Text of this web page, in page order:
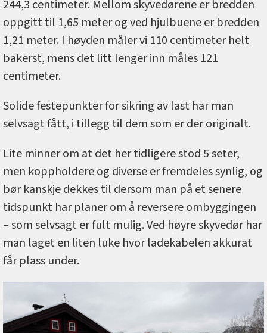
244,3 centimeter. Mellom skyvedørene er bredden
oppgitt til 1,65 meter og ved hjulbuene er bredden
1,21 meter. I høyden måler vi 110 centimeter helt
bakerst, mens det litt lenger inn måles 121
centimeter.
Solide festepunkter for sikring av last har man
selvsagt fått, i tillegg til dem som er der originalt.
Lite minner om at det her tidligere stod 5 seter,
men koppholdere og diverse er fremdeles synlig, og
bør kanskje dekkes til dersom man på et senere
tidspunkt har planer om å reversere ombyggingen
– som selvsagt er fult mulig. Ved høyre skyvedør har
man laget en liten luke hvor ladekabelen akkurat
får plass under.